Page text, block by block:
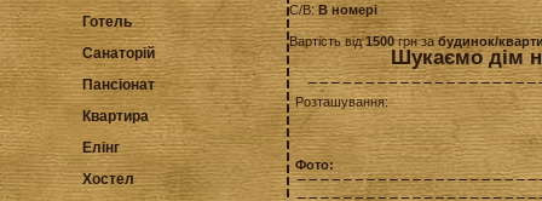
Готель
Санаторій
Пансіонат
Квартира
Елінг
Хостел
С/В:В номері
Вартість від1500грн забудинок/
Шукаємо дім
Розташування:
Фото: